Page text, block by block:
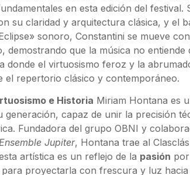
en esta edición del
su claridad y arquitectura clásica, y el
sonoro, Constantini se mueve
demostrando que la música no entiende
donde el virtuosismo feroz y la
el repertorio clásico y contemporáneo.
e Historia Miriam Hontana es
generación, capaz de unir la precisión
Fundadora del grupo OBNI y
Jupiter, Hontana trae al
artística es un reflejo de la pasión
proyectarla con frescura y luz hacia